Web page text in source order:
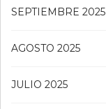
SEPTIEMBRE 2025
AGOSTO 2025
JULIO 2025